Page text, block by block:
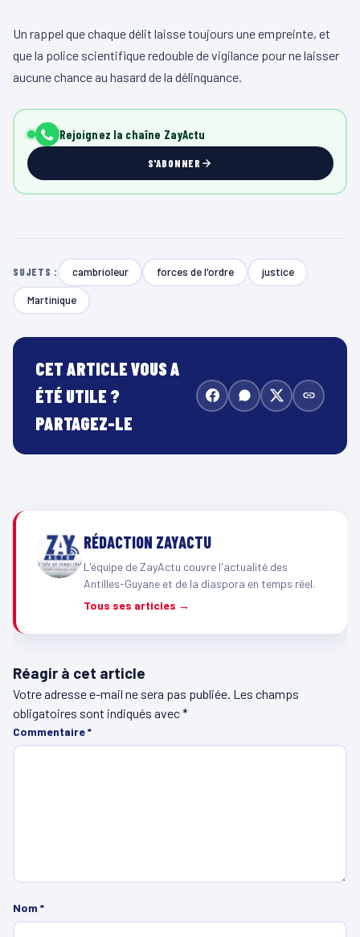
Un rappel que chaque délit laisse toujours une empreinte, et
que la police scientifique redouble de vigilance pour ne laisser
aucune chance au hasard de la délinquance.
Rejoignez la chaîne ZayActu
S'ABONNER
SUJETS : cambrioleur forces de l'ordre justice
Martinique
CET ARTICLE VOUS A
ÉTÉ UTILE ?
PARTAGEZ-LE
RÉDACTION ZAYACTU
L'équipe de ZayActu couvre l'actualité des
Antilles-Guyane et de la diaspora en temps réel.
Tous ses articles →
Réagir à cet article
Votre adresse e-mail ne sera pas publiée. Les champs
obligatoires sont indiqués avec*
Commentaire*
Nom *